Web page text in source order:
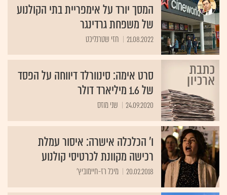
המסך יורד על אימפריית בתי הקולנוע
של משפחת גרדינגר
21.08.2022 חזי שטרנליכט
סרט אימה: סינוורלד דיווחה על הפסד
של 1.6 מיליארד דולר
24.09.2020 שני מוזס
ו' הכלכלה אישרה: איסור עמלת
רכישה מקוונת לכרטיסי קולנוע
20.02.2018 מיכל רז-חיימוביץ'